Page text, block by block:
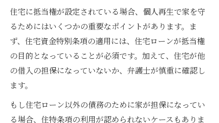
住宅に抵当権が設定されている場合、個人再生で家を守
るためにはいくつかの重要なポイントがあります。ま
ず、住宅資金特別条項の適用には、住宅ローンが抵当権
の目的となっていることが必須です。加えて、住宅が他
の借入の担保になっていないか、弁護士が慎重に確認し
ます。
もし住宅ローン以外の債務のために家が担保になってい
る場合、住特条項の利用が認められないケースもありま